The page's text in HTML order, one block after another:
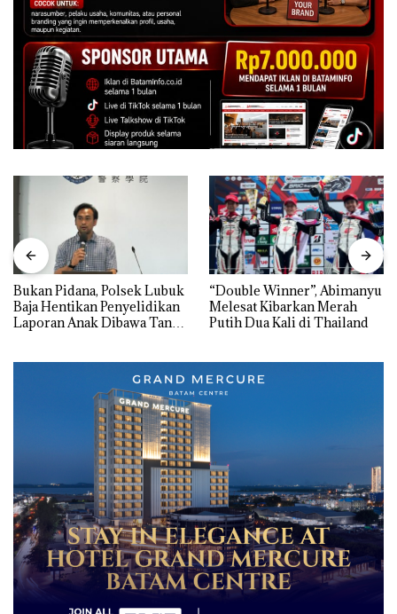
Bukan Pidana, Polsek Lubuk
Baja Hentikan Penyelidikan
Laporan Anak Dibawa Tanpa
“Double Winner”, Abimanyu
Melesat Kibarkan Merah
Putih Dua Kali di Thailand